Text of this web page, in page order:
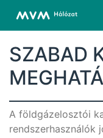
SZABAD
A földgázelosztói
rendszerhasználók